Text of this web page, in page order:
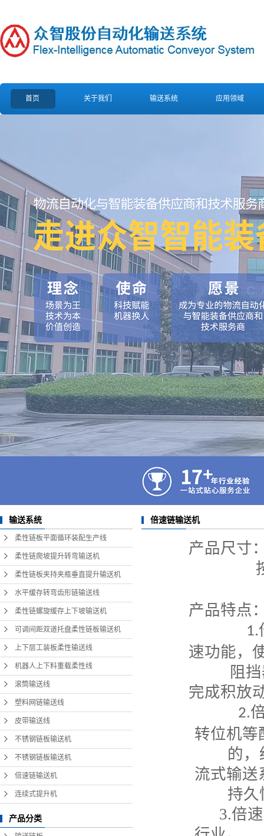
首页 关于我们 输送系统
柔性链螺旋缓存上下坡输送机
可调间距双道托盘柔性链板输
送机
上下层工装板柔性输送线
机器人上下料重载柔性线
滚筒输送线
塑料网链输送线
皮带输送线
不锈钢链板输送机
不锈钢链板输送机
倍速链输送机
连续式提升机
应用领域
日化包
生活用
物流
输送系统
柔性链板平面循环装配生产线
柔性链爬坡提升转弯输送机
柔性链板夹持夹瓶垂直提升输送机
水平缓存转弯齿形链输送线
柔性链螺旋缓存上下坡输送机
可调间距双道托盘柔性链板输送机
上下层工装板柔性输送线
机器人上下料重载柔性线
滚筒输送线
塑料网链输送线
皮带输送线
不锈钢链板输送机
不锈钢链板输送机
倍速链输送机
连续式提升机
产品分类
倍速链输送机
产品尺寸
产品特点
1.
速功能，
阻
完成积放
2.
转位机等
的，经
流式输送
持久性
3.倍